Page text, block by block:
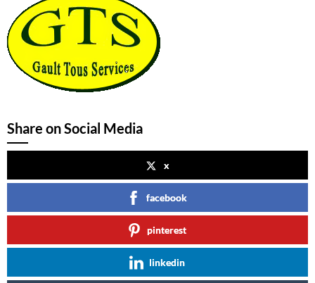
Share on Social Media
x
facebook
pinterest
linkedin